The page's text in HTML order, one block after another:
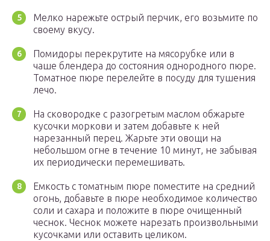
Мелко нарежьте острый перчик, его возьмите по
своему вкусу.
Помидоры перекрутите на мясорубке или в
чаше блендера до состояния однородного пюре.
Томатное пюре перелейте в посуду для тушения
лечо.
На сковородке с разогретым маслом обжарьте
кусочки моркови и затем добавьте к ней
нарезанный перец. Жарьте эти овощи на
небольшом огне в течение 10 минут, не забывая
их периодически перемешивать.
Емкость с томатным пюре поместите на средний
огонь, добавьте в пюре необходимое количество
соли и сахара и положите в пюре очищенный
чеснок. Чеснок можете нарезать произвольными
кусочками или оставить целиком.